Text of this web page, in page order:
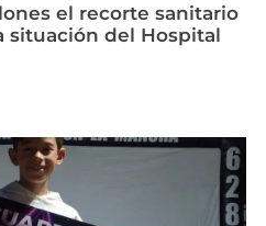
el recorte sanitario
situación del Hospital